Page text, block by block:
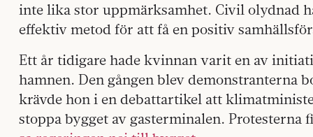
inte lika stor uppmärksamhet. Civil olydnad
effektiv metod för att få en positiv
Ett år tidigare hade kvinnan varit en av
hamnen. Den gången blev demonstranterna
krävde hon i en debattartikel att
stoppa bygget av gasterminalen. Protesterna